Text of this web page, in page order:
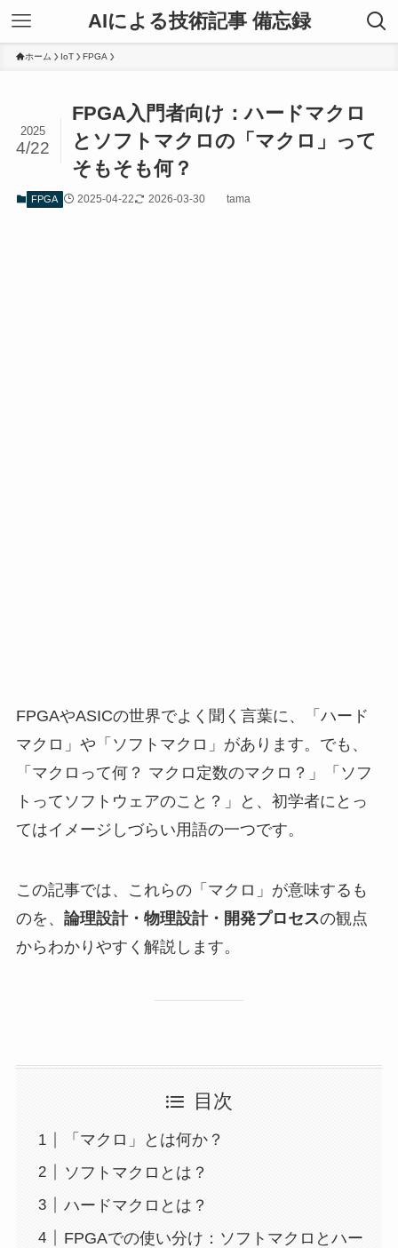
AIによる技術記事 備忘録
ホーム IoT FPGA
FPGA入門者向け：ハードマクロ
とソフトマクロの「マクロ」って
そもそも何？
2025
4/22
FPGA 2025-04-22 2026-03-30 tama
FPGAやASICの世界でよく聞く言葉に、「ハード
マクロ」や「ソフトマクロ」があります。でも、
「マクロって何？ マクロ定数のマクロ？」「ソフ
トってソフトウェアのこと？」と、初学者にとっ
てはイメージしづらい用語の一つです。
この記事では、これらの「マクロ」が意味するも
のを、 論理設計・物理設計・開発プロセスの観点
からわかりやすく解説します。
目次
「マクロ」とは何か？
ソフトマクロとは？
ハードマクロとは？
FPGAでの使い分け：ソフトマクロとハー